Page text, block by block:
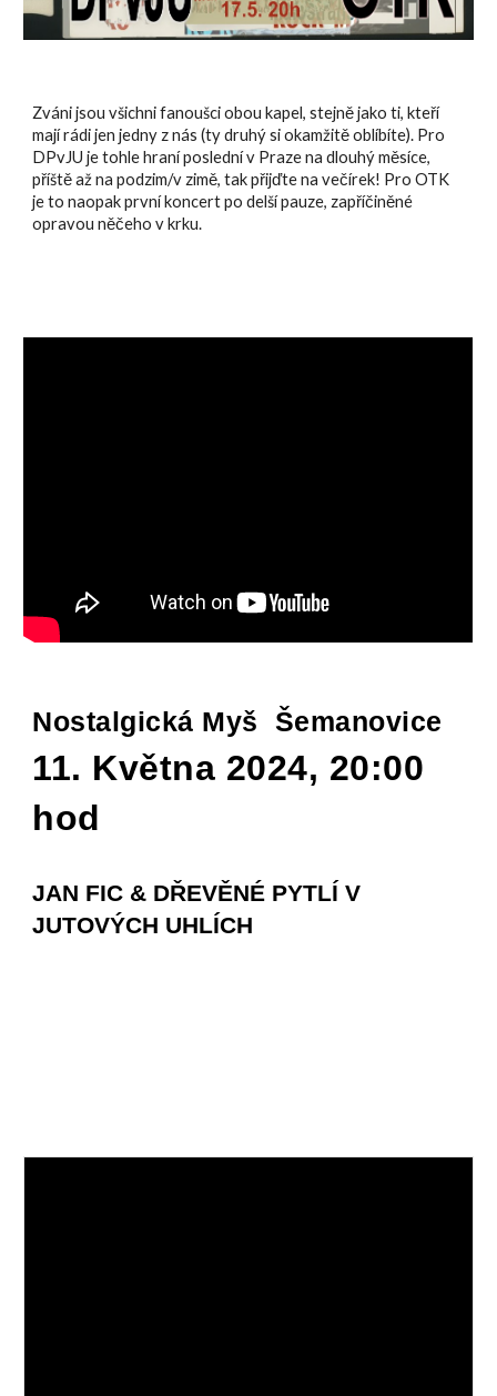
Zváni jsou všichni fanoušci obou kapel, stejně jako ti, kteří
mají rádi jen jedny z nás (ty druhý si okamžitě oblíbíte). Pro
DPvJU je tohle hraní poslední v Praze na dlouhý měsíce,
příště až na podzim/v zimě, tak přijďte na večírek! Pro OTK
je to naopak první koncert po delší pauze, zapříčiněné
opravou něčeho v krku.
Nostalgická Myš Šemanovice
11. Května 2024, 20:00
hod
JAN FIC & DŘEVĚNÉ PYTLÍ V
JUTOVÝCH UHLÍCH